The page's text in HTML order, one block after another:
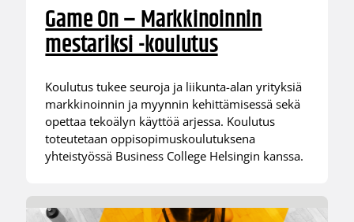
Game On – Markkinoinnin
mestariksi -koulutus
Koulutus tukee seuroja ja liikunta-alan yrityksiä
markkinoinnin ja myynnin kehittämisessä sekä
opettaa tekoälyn käyttöä arjessa. Koulutus
toteutetaan oppisopimuskoulutuksena
yhteistyössä Business College Helsingin kanssa.